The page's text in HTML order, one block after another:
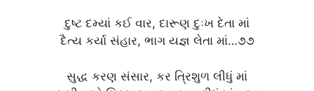
દુષ્ટ દમ્યાં કઈ વાર, દારૂણ દુઃખ દેતા માં
દૈત્ય કર્યા સંહાર, ભાગ યજ્ઞ લેતા માં…૭૭
સુદ્ધ કરણ સંસાર, કર ત્રિશુળ લીધું માં